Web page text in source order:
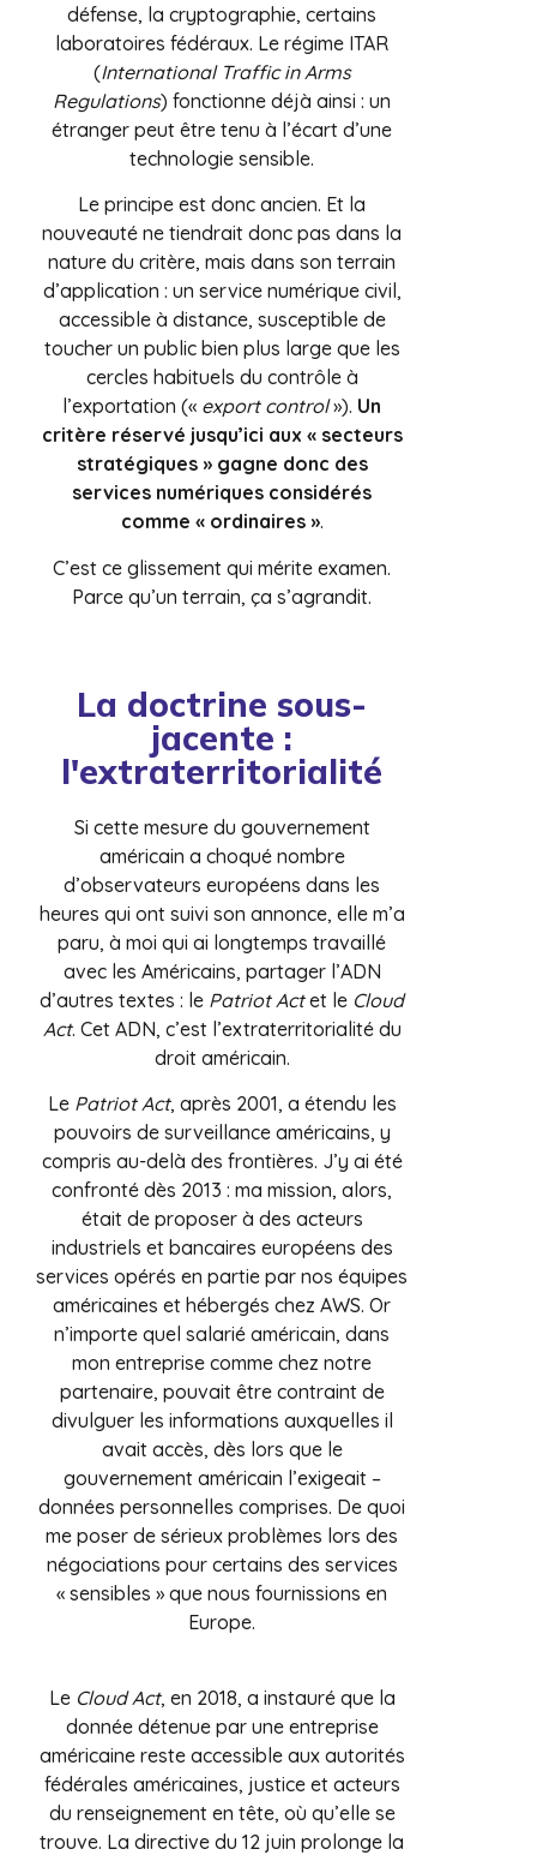
défense, la cryptographie, certains
laboratoires fédéraux. Le régime ITAR
(International Traffic in Arms
Regulations) fonctionne déjà ainsi : un
étranger peut être tenu à l’écart d’une
technologie sensible.
Le principe est donc ancien. Et la
nouveauté ne tiendrait donc pas dans la
nature du critère, mais dans son terrain
d’application : un service numérique civil,
accessible à distance, susceptible de
toucher un public bien plus large que les
cercles habituels du contrôle à
l’exportation (« export control»). Un
critère réservé jusqu’ici aux « secteurs
stratégiques » gagne donc des
services numériques considérés
comme « ordinaires ».
C’est ce glissement qui mérite examen.
Parce qu’un terrain, ça s’agrandit.
La doctrine sous-
jacente :
l'extraterritorialité
Si cette mesure du gouvernement
américain a choqué nombre
d’observateurs européens dans les
heures qui ont suivi son annonce, elle m’a
paru, à moi qui ai longtemps travaillé
avec les Américains, partager l’ADN
d’autres textes : le Patriot Actet le Cloud
Act. Cet ADN, c’est l’extraterritorialité du
droit américain.
Le Patriot Act, après 2001, a étendu les
pouvoirs de surveillance américains, y
compris au-delà des frontières. J’y ai été
confronté dès 2013 : ma mission, alors,
était de proposer à des acteurs
industriels et bancaires européens des
services opérés en partie par nos équipes
américaines et hébergés chez AWS. Or
n’importe quel salarié américain, dans
mon entreprise comme chez notre
partenaire, pouvait être contraint de
divulguer les informations auxquelles il
avait accès, dès lors que le
gouvernement américain l’exigeait –
données personnelles comprises. De quoi
me poser de sérieux problèmes lors des
négociations pour certains des services
« sensibles » que nous fournissions en
Europe.
Le Cloud Act, en 2018, a instauré que la
donnée détenue par une entreprise
américaine reste accessible aux autorités
fédérales américaines, justice et acteurs
du renseignement en tête, où qu’elle se
trouve. La directive du 12 juin prolonge la